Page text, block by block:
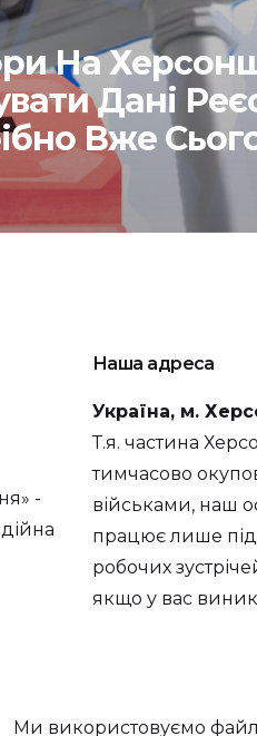
Ми використовуємо
На
Дані
Вже
-
Наша адреса
Україна, м.
Т.я. частина
тимчасово
військами, наш
працює лише під
робочих
якщо у вас